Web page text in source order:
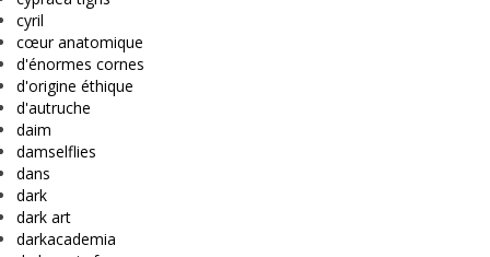
cyril
cœur anatomique
d'énormes cornes
d'origine éthique
d'autruche
daim
damselflies
dans
dark
dark art
darkacademia